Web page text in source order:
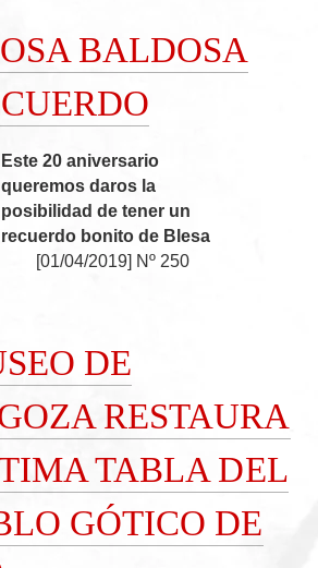
BALDOSA
Este 20 aniversario
queremos daros la
posibilidad de tener un
recuerdo bonito de Blesa
[01/04/2019] Nº 250
DE
RESTAURA
TABLA DEL
GÓTICO DE